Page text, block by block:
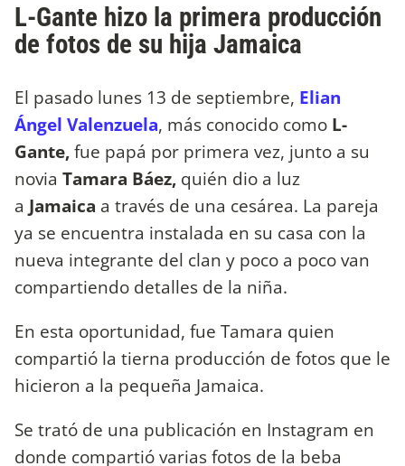
L-Gante hizo la primera producción
de fotos de su hija Jamaica
El pasado lunes 13 de septiembre, Elian
Ángel Valenzuela, más conocido como L-
Gante,fue papá por primera vez, junto a su
novia Tamara Báez, quién dio a luz
a Jamaica a través de una cesárea. La pareja
ya se encuentra instalada en su casa con la
nueva integrante del clan y poco a poco van
compartiendo detalles de la niña.
En esta oportunidad, fue Tamara quien
compartió la tierna producción de fotos que le
hicieron a la pequeña Jamaica.
Se trató de una publicación en Instagram en
donde compartió varias fotos de la beba